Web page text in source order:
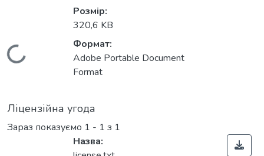
Вантажиться...
Розмір:
320,6 KB
Формат:
Adobe Portable Document
Format
Ліцензійна угода
Зараз показуємо 1 - 1 з 1
Назва: